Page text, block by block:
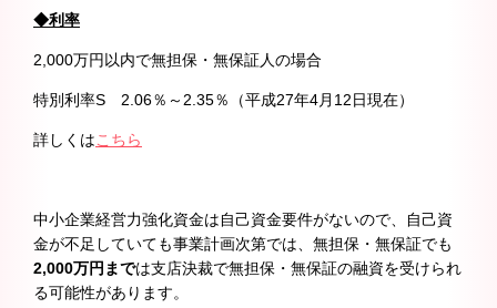
◆利率
2,000万円以内で無担保・無保証人の場合
特別利率S 2.06％～2.35％（平成27年4月12日現在）
詳しくはこちら
中小企業経営力強化資金は自己資金要件がないので、自己資
金が不足していても事業計画次第では、無担保・無保証でも
2,000万円までは支店決裁で無担保・無保証の融資を受けられ
る可能性があります。